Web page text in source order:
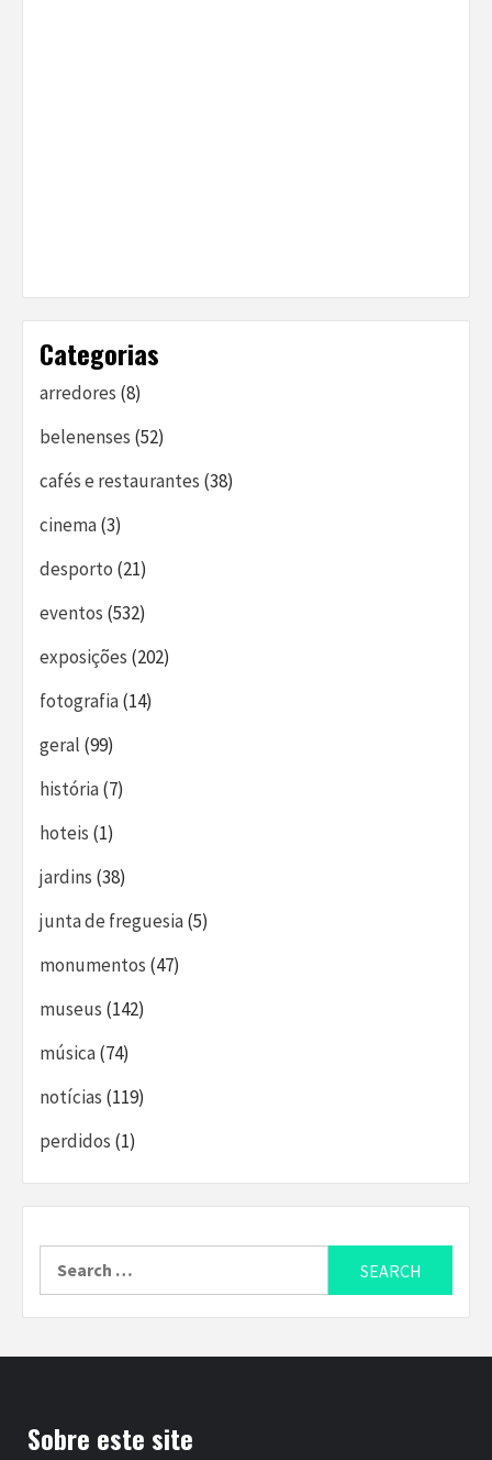
Categorias
arredores (8)
belenenses (52)
cafés e restaurantes (38)
cinema(3)
desporto (21)
eventos (532)
exposições (202)
fotografia(14)
geral (99)
história(7)
hoteis (1)
jardins (38)
junta de freguesia(5)
monumentos (47)
museus (142)
música(74)
notícias (119)
perdidos (1)
Sobre este site